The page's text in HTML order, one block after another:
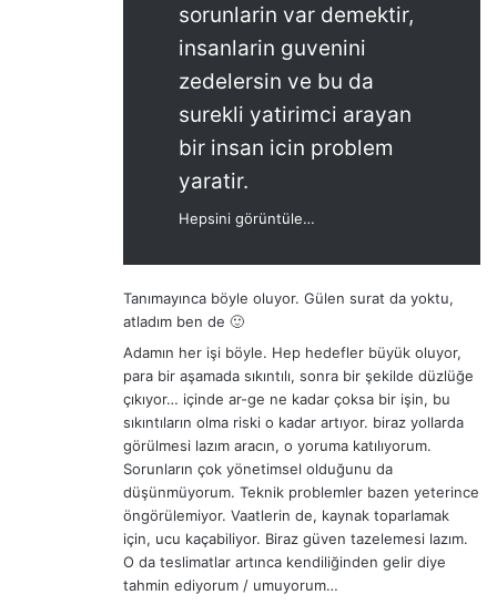
sorunlarin var demektir,
insanlarin guvenini
zedelersin ve bu da
surekli yatirimci arayan
bir insan icin problem
yaratir.
Hepsini görüntüle…
Tanımayınca böyle oluyor. Gülen surat da yoktu,
atladım ben de 🙂
Adamın her işi böyle. Hep hedefler büyük oluyor,
para bir aşamada sıkıntılı, sonra bir şekilde düzlüğe
çıkıyor… içinde ar-ge ne kadar çoksa bir işin, bu
sıkıntıların olma riski o kadar artıyor. biraz yollarda
görülmesi lazım aracın, o yoruma katılıyorum.
Sorunların çok yönetimsel olduğunu da
düşünmüyorum. Teknik problemler bazen yeterince
öngörülemiyor. Vaatlerin de, kaynak toparlamak
için, ucu kaçabiliyor. Biraz güven tazelemesi lazım.
O da teslimatlar artınca kendiliğinden gelir diye
tahmin ediyorum / umuyorum…